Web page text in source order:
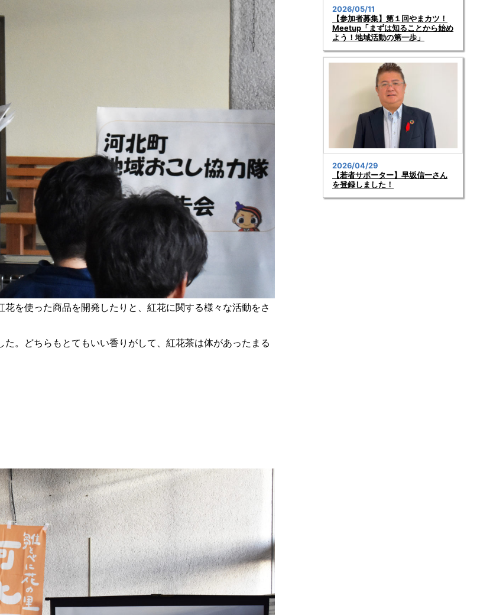
を使った商品を開発したりと、紅花に関する様々な活動をさ
。どちらもとてもいい香りがして、紅花茶は体があったまる
2026/05/11
【参加者募集】第１回やまカツ！
Meetup「まずは知ることから始め
よう！地域活動の第一歩」
2026/04/29
【若者サポーター】早坂信一さん
を登録しました！